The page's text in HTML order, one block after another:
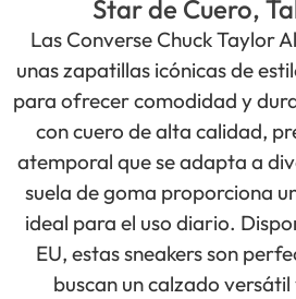
Star de Cuero,
Las Converse Chuck Taylor
unas zapatillas icónicas de
para ofrecer comodidad y
con cuero de alta calidad,
atemporal que se adapta a
suela de goma proporciona
ideal para el uso diario.
EU, estas sneakers son
buscan un calzado